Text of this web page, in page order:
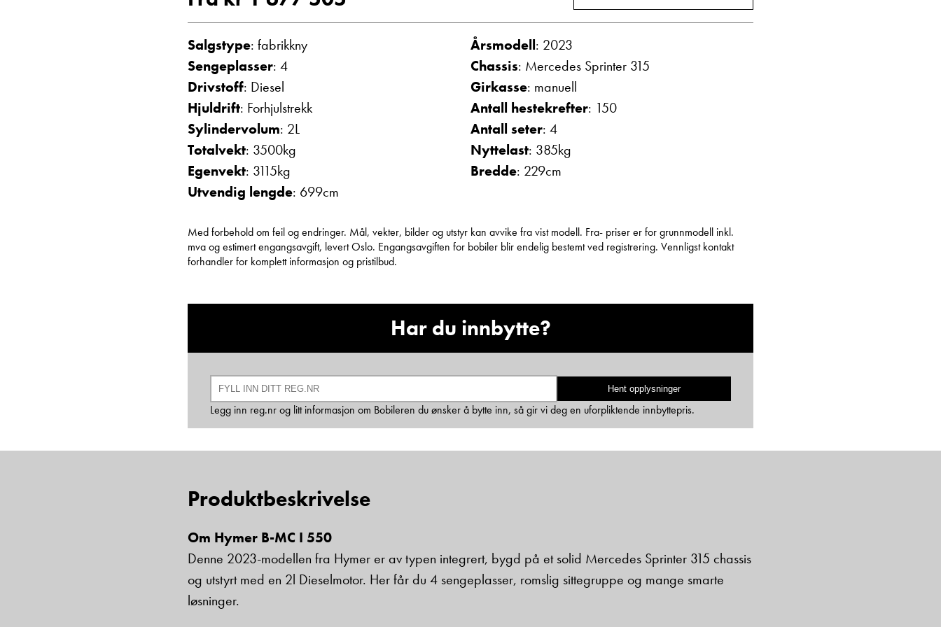
Serviceleder/kundemottak
Vis telefon
Vis epost
Butikkselger
Vis telefon
Ta kontakt
Lurer du på noe? Spør!
Hva gjelder det?
E-post
Salgstype: fabrikkny Årsmodell: 2023
Sengeplasser: 4 Chassis: Mercedes Sprinter 315
Drivstoff: Diesel Girkasse: manuell
Hjuldrift: Forhjulstrekk Antall hestekrefter: 150
Sylindervolum: 2L Antall seter: 4
Totalvekt: 3500kg Nyttelast: 385kg
Egenvekt: 3115kg Bredde: 229cm
Utvendig lengde: 699cm
Med forbehold om feil og endringer. Mål, vekter, bilder og utstyr kan avvike fra vist modell. Fra- priser er for grunnmodell inkl.
mva og estimert engangsavgift, levert Oslo. Engangsavgiften for bobiler blir endelig bestemt ved registrering. Vennligst kontakt
forhandler for komplett informasjon og pristilbud.
Har du innbytte?
Hent opplysninger
Legg inn reg.nr og litt informasjon om Bobileren du ønsker å bytte inn, så gir vi deg en uforpliktende innbyttepris.
Produktbeskrivelse
Om Hymer B-MC I 550
Denne 2023-modellen fra Hymer er av typen integrert, bygd på et solid Mercedes Sprinter 315 chassis
og utstyrt med en 2l Dieselmotor. Her får du 4 sengeplasser, romslig sittegruppe og mange smarte
løsninger.